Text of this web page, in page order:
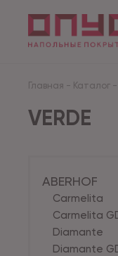
Главная - Каталог -
VERDE
ABERHOF
Carmelita
Carmelita
Diamante
Diamante